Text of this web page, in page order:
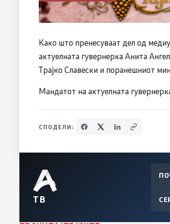
Како што пренесуваат дел од
актуелната гувернерка Анита
Трајко Славески и поранешниот
Мандатот на актуелната
СПОДЕЛИ:
ТВ